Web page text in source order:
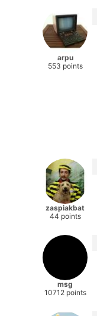
arpu
553 points
zaspiakbat
44 points
msg
10712 points